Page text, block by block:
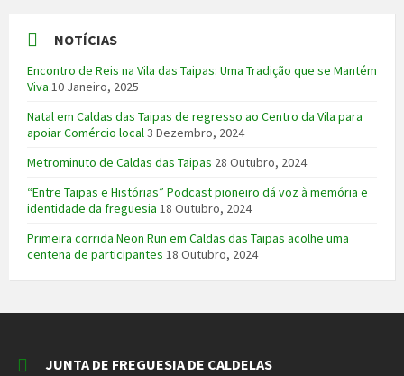
NOTÍCIAS
Encontro de Reis na Vila das Taipas: Uma Tradição que se Mantém
Viva 10 Janeiro, 2025
Natal em Caldas das Taipas de regresso ao Centro da Vila para
apoiar Comércio local3 Dezembro, 2024
Metrominuto de Caldas das Taipas 28 Outubro, 2024
“Entre Taipas e Histórias” Podcast pioneiro dá voz à memória e
identidade da freguesia 18 Outubro, 2024
Primeira corrida Neon Run em Caldas das Taipas acolhe uma
centena de participantes 18 Outubro, 2024
JUNTA DE FREGUESIA DE CALDELAS